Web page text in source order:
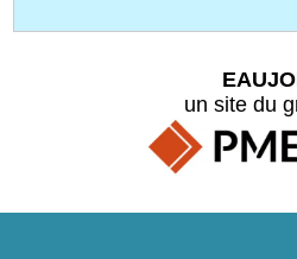
un site du